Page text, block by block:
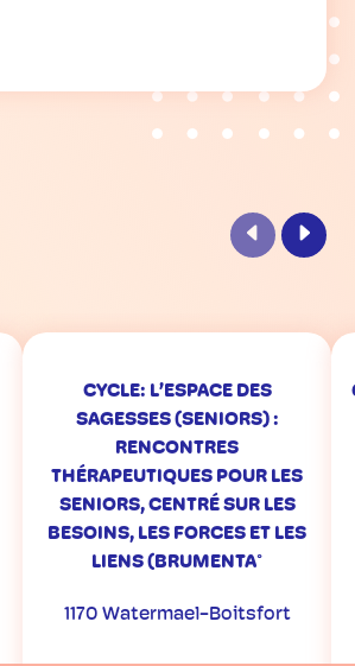
Précédent
CYCLE: L’ESPACE DES
SAGESSES (SENIORS) :
RENCONTRES
THÉRAPEUTIQUES POUR LES
SENIORS, CENTRÉ SUR LES
BESOINS, LES FORCES ET LES
LIENS (BRUMENTA°
1170 Watermael-Boitsfort